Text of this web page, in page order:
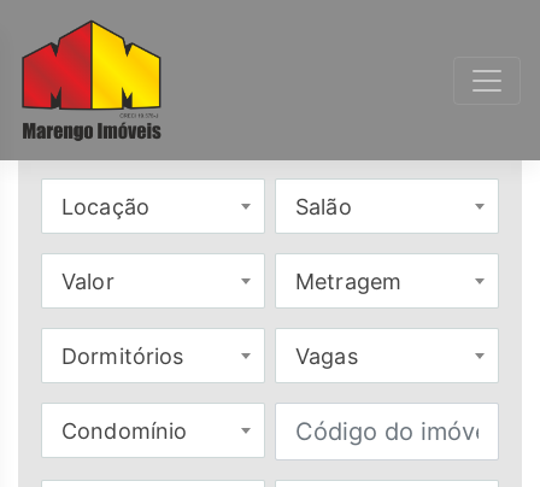
Locação Salão
Valor Metragem
Dormitórios Vagas
Condomínio